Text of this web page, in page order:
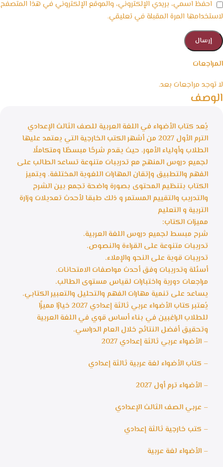
المراجعات
لا توجد مراجعات بعد.
احفظ اسمي، بريدي الإلكتروني، والموقع الإلكتروني في هذا المتصفح
لاستخدامها المرة المقبلة في تعليقي.
الوصف
يُعد كتاب الأضواء في اللغة العربية للصف الثالث الإعدادي
الترم الأول 2027 من أشهر الكتب الخارجية التي يعتمد عليها
الطلاب وأولياء الأمور، حيث يقدم شرحًا مبسطًا ومتكاملًا
لجميع دروس المنهج مع تدريبات متنوعة تساعد الطالب على
الفهم والتطبيق وإتقان المهارات اللغوية المختلفة. ويتميز
الكتاب بتنظيم المحتوى بصورة واضحة تجمع بين الشرح
والتدريب والتقييم المستمر و ذلك طبقا لأحدث تعديلات وزارة
التربية و التعليم
مميزات الكتاب:
شرح مبسط لجميع دروس اللغة العربية.
تدريبات متنوعة على القراءة والنصوص.
تدريبات قوية على النحو والإملاء.
أسئلة وتدريبات وفق أحدث مواصفات الامتحانات.
مراجعات دورية واختبارات لقياس مستوى الطالب.
يساعد على تنمية مهارات الفهم والتحليل والتعبير الكتابي.
يُعتبر كتاب الأضواء عربي ثالثة إعدادي 2027 خيارًا مميزًا
للطلاب الراغبين في بناء أساس قوي في اللغة العربية
وتحقيق أفضل النتائج خلال العام الدراسي.
– الأضواء عربي ثالثة إعدادي 2027
– كتاب الأضواء لغة عربية ثالثة إعدادي
– الأضواء ترم أول 2027
– عربي الصف الثالث الإعدادي
– كتب خارجية ثالثة إعدادي
– الأضواء لغة عربية